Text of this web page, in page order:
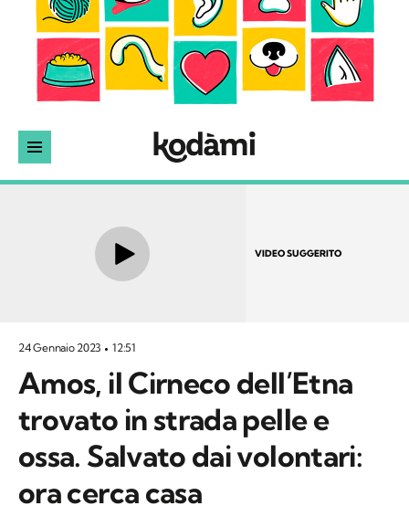
VIDEO SUGGERITO
24 Gennaio 2023 12:51
Amos, il Cirneco dell’Etna
trovato in strada pelle e
ossa. Salvato dai volontari:
ora cerca casa